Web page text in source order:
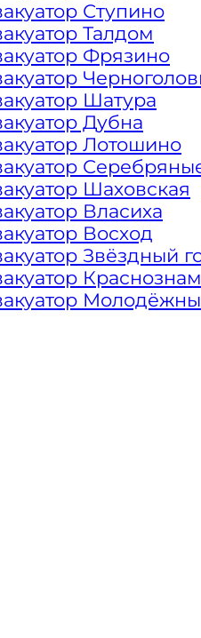
222 99 01Ступино
Талдом
Фрязино
Шатура
Дубна
Лотошино
Шаховская
Власиха
Восход
Звёздный